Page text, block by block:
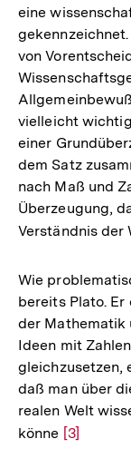
eine
von
vielleicht
einer
dem Satz
nach Maß und
Überzeugung,
Verständnis der
Wie
bereits Plato.
der Mathematik
Ideen mit
gleichzusetzen,
daß man über
realen Welt
könne Zur
[3]